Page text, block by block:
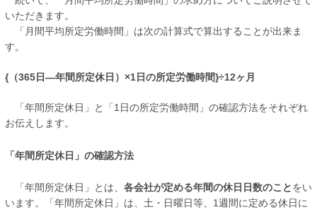
いただきます。
「月間平均所定労働時間」は次の計算式で算出することが出来ま
す。
{（365日―年間所定休日）×1日の所定労働時間}÷12ヶ月
「年間所定休日」と「1日の所定労働時間」の確認方法をそれぞれ
お伝えします。
「年間所定休日」の確認方法
「年間所定休日」とは、 各会社が定める年間の休日日数のことをい
います。「年間所定休日」は、土・日曜日等、1週間に定める休日に